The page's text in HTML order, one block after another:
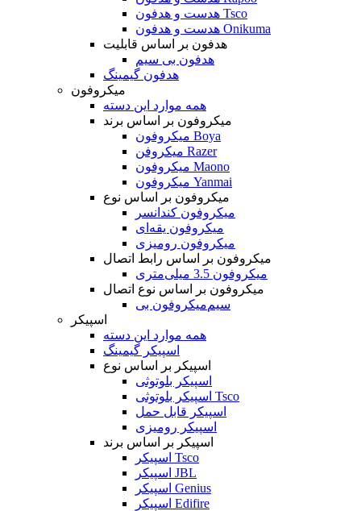
هدست و هدفون Tsco
هدست و هدفون Onikuma
هدفون بر اساس قابلیت
هدفون بی سیم
هدفون گیمینگ
میکروفون
همه موارد این دسته
میکروفون بر اساس برند
میکروفون Boya
میکروفن Razer
میکروفون Maono
میکروفون Yanmai
میکروفون بر اساس نوع
میکروفون کندانسر
میکروفون یقه‌ای
میکروفون رومیزی
میکروفون بر اساس رابط اتصال
میکروفون 3.5 میلی‌متری
میکروفون بر اساس نوع اتصال
میکروفون بی‌‎سیم
اسپیکر
همه موارد این دسته
اسپیکر گیمینگ
اسپیکر بر اساس نوع
اسپیکر بلوتوثی
اسپیکر بلوتوثی Tsco
اسپیکر قابل حمل
اسپیکر رومیزی
اسپیکر بر اساس برند
اسپیکر Tsco
اسپیکر JBL
اسپیکر Genius
اسپیکر Edifire